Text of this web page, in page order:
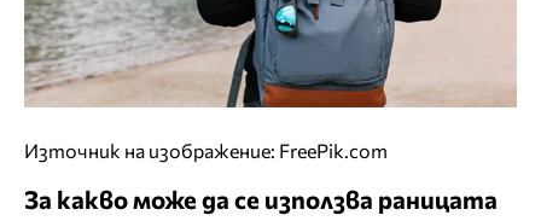
Източник на изображение: FreePik.com
За какво може да се използва раницата